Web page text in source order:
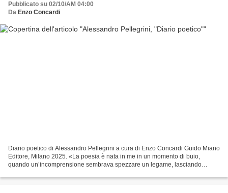
Pubblicato su 02/10/AM 04:00
Da Enzo Concardi
Diario poetico di Alessandro Pellegrini a cura di Enzo Concardi Guido Miano
Editore, Milano 2025. «La poesia è nata in me in un momento di buio,
quando un’incomprensione sembrava spezzare un legame, lasciando